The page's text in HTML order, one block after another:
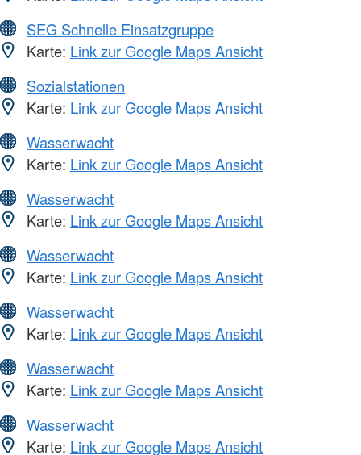
SEG Schnelle Einsatzgruppe
Karte: Link zur Google Maps Ansicht
Sozialstationen
Karte: Link zur Google Maps Ansicht
Wasserwacht
Karte: Link zur Google Maps Ansicht
Wasserwacht
Karte: Link zur Google Maps Ansicht
Wasserwacht
Karte: Link zur Google Maps Ansicht
Wasserwacht
Karte: Link zur Google Maps Ansicht
Wasserwacht
Karte: Link zur Google Maps Ansicht
Wasserwacht
Karte: Link zur Google Maps Ansicht